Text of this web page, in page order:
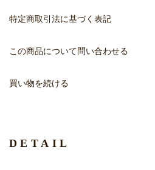
特定商取引法に基づく表記
この商品について問い合わせる
買い物を続ける
DETAIL